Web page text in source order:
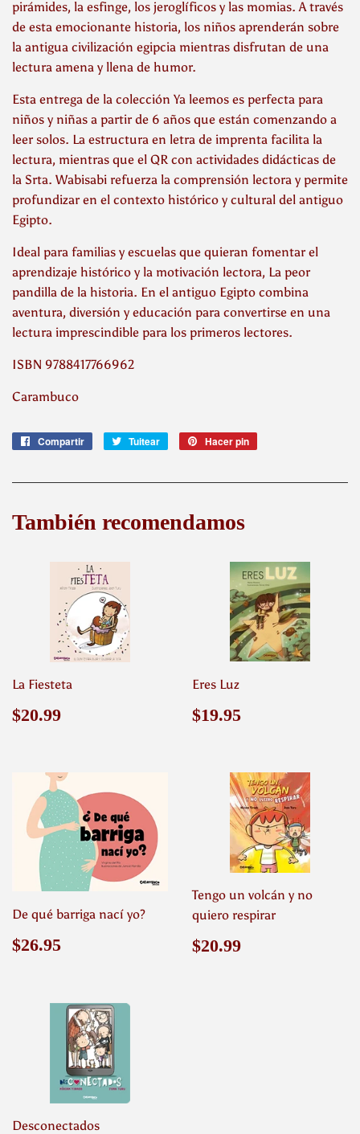
pirámides, la esfinge, los jeroglíficos y las momias. A través
de esta emocionante historia, los niños aprenderán sobre
la antigua civilización egipcia mientras disfrutan de una
lectura amena y llena de humor.
Esta entrega de la colección Ya leemos es perfecta para
niños y niñas a partir de 6 años que están comenzando a
leer solos. La estructura en letra de imprenta facilita la
lectura, mientras que el QR con actividades didácticas de
la Srta. Wabisabi refuerza la comprensión lectora y permite
profundizar en el contexto histórico y cultural del antiguo
Egipto.
Ideal para familias y escuelas que quieran fomentar el
aprendizaje histórico y la motivación lectora, La peor
pandilla de la historia. En el antiguo Egipto combina
aventura, diversión y educación para convertirse en una
lectura imprescindible para los primeros lectores.
ISBN 9788417766962
Carambuco
Compartir
CompartirTuitear
Tuitear Hacer pin
También recomendamos
La Fiesteta
Precio
$20.99
Eres Luz
Precio
$19.95
De qué barriga nací yo?
Precio
$26.95
Tengo un volcán y no
quiero respirar
Precio
$20.99
Desconectados